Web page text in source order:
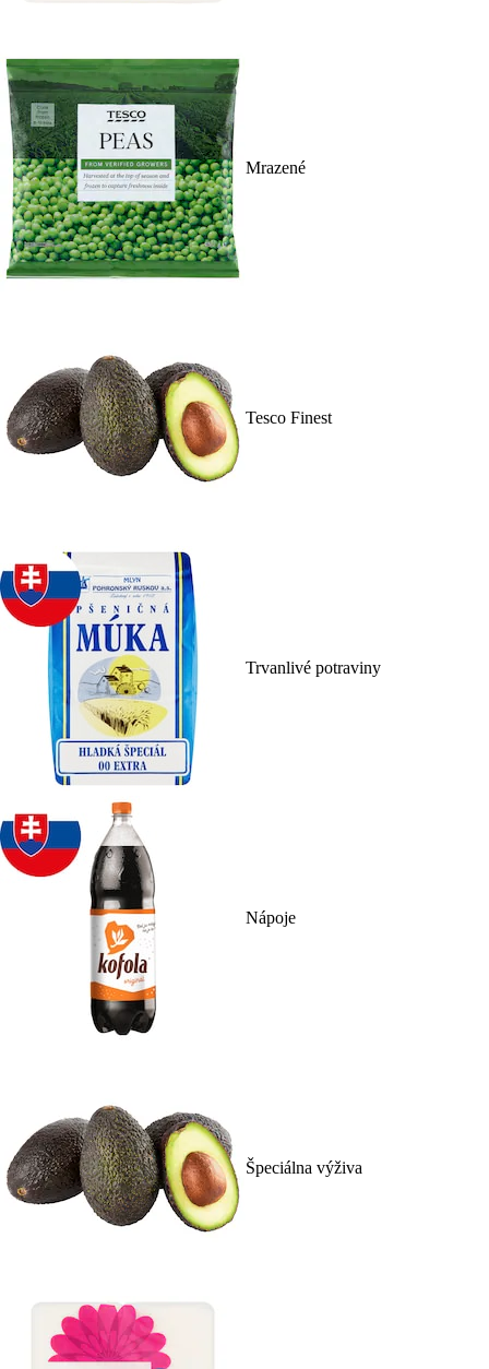
Mrazené
Tesco Finest
Trvanlivé potraviny
Nápoje
Špeciálna výživa